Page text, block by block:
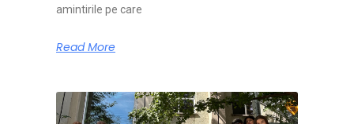
amintirile pe care
Read More